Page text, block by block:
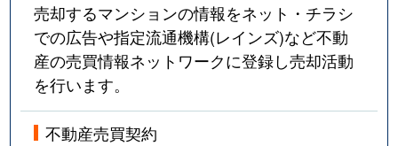
売却するマンションの情報をネット・チラシ
での広告や指定流通機構(レインズ)など不動
産の売買情報ネットワークに登録し売却活動
を行います。
不動産売買契約